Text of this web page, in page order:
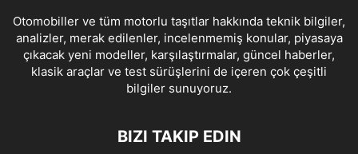
Otomobiller ve tüm motorlu taşıtlar hakkında teknik bilgiler,
analizler, merak edilenler, incelenmemiş konular, piyasaya
çıkacak yeni modeller, karşılaştırmalar, güncel haberler,
klasik araçlar ve test sürüşlerini de içeren çok çeşitli
bilgiler sunuyoruz.
BIZI TAKIP EDIN